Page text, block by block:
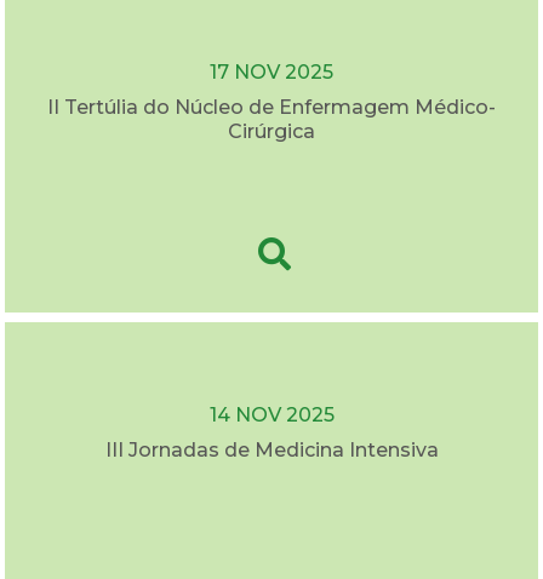
17 NOV 2025
II Tertúlia do Núcleo de Enfermagem Médico-
Cirúrgica
14 NOV 2025
III Jornadas de Medicina Intensiva